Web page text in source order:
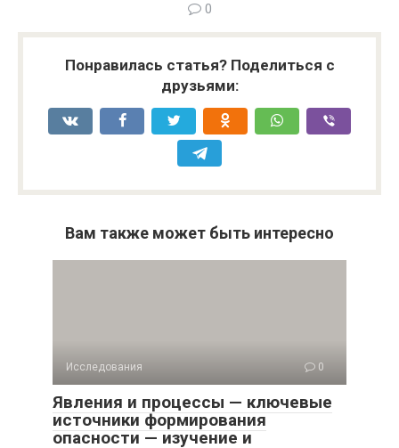
0
Понравилась статья? Поделиться с
друзьями:
Вам также может быть интересно
Исследования 0
Явления и процессы — ключевые
источники формирования
опасности — изучение и